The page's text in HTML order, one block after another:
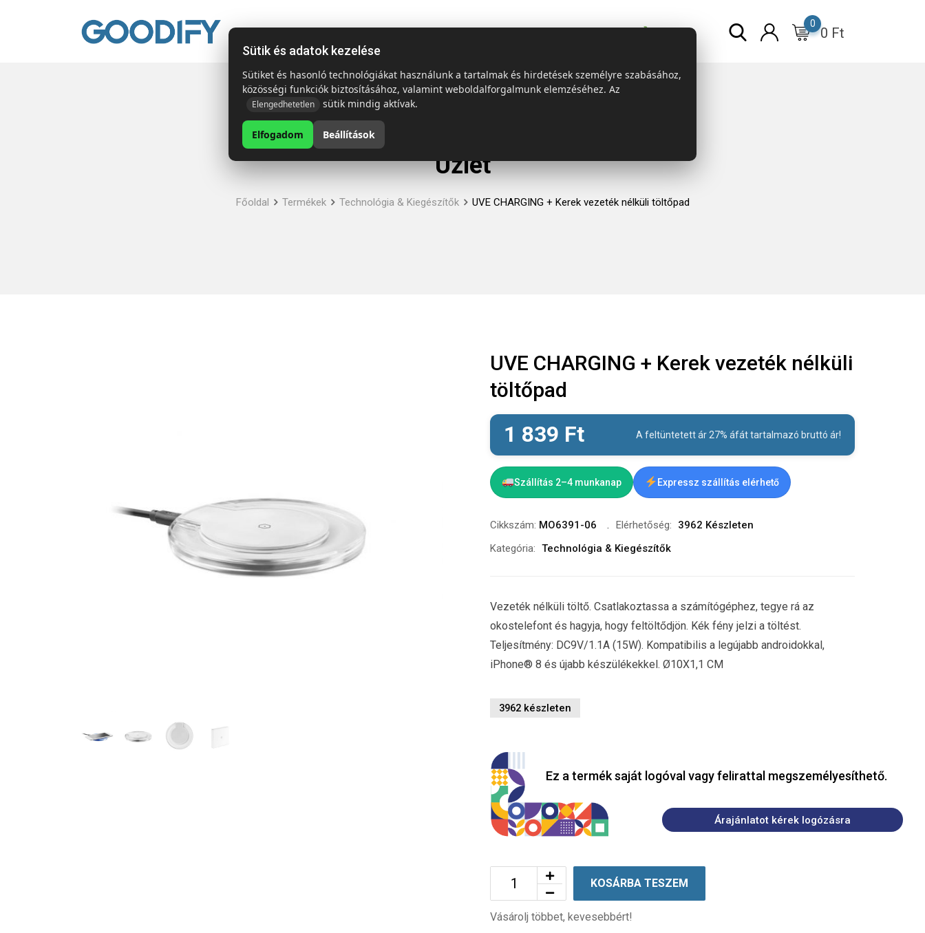
Kezdőlap Termékek Emblémázás és szállítás Tech = Kedvező ár ESG 0 Ft
0
Üzlet
Főoldal Termékek Technológia & Kiegészítők UVE CHARGING + Kerek vezeték nélküli töltőpad
UVE CHARGING + Kerek vezeték nélküli
töltőpad
1 839 Ft A feltüntetett ár 27% áfát tartalmazó bruttó ár!
Szállítás 2–4 munkanap Expressz szállítás elérhető
Cikkszám: MO6391-06 Elérhetőség:
3962 Készleten
Kategória: Technológia & Kiegészítők
Vezeték nélküli töltő. Csatlakoztassa a számítógéphez, tegye rá az
okostelefont és hagyja, hogy feltöltődjön. Kék fény jelzi a töltést.
Teljesítmény: DC9V/1.1A (15W). Kompatibilis a legújabb androidokkal,
iPhone® 8 és újabb készülékekkel. Ø10X1,1 CM
3962 készleten
Ez a termék saját logóval vagy felirattal megszemélyesíthető.
Árajánlatot kérek logózásra
KOSÁRBA TESZEM
Vásárolj többet, kevesebbért!
Sütik és adatok kezelése
Sütiket és hasonló technológiákat használunk a tartalmak és hirdetések személyre szabásához,
közösségi funkciók biztosításához, valamint weboldalforgalmunk elemzéséhez. Az
Elengedhetetlen sütik mindig aktívak.
Elfogadom Beállítások